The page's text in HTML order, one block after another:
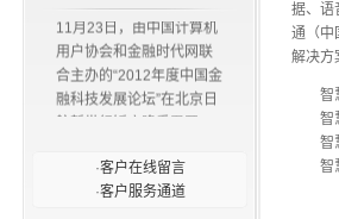
11月23日，由中国计算机
用户协会和金融时代网联
合主办的“2012年度中国金
融科技发展论坛”在北京日
航新世纪饭店隆重召开。
调大金融概念，以更好地
为国内金融界的信息化建
·客户在线留言
·客户服务通道
据、语
通（中
解决方
智
智
智
智